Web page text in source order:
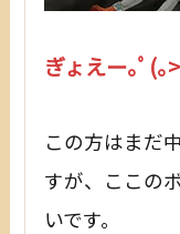
ぎょえー｡ﾟ(｡
この方はまだ
すが、ここの
いです。